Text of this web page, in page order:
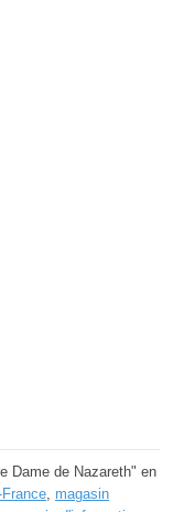
Dame de Nazareth" en
, magasin